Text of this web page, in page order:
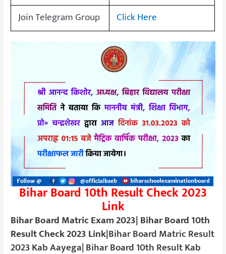
Join Telegram Group
Click Here
Bihar Board 10th Result Check 2023
Link
Bihar Board Matric Exam 2023| Bihar Board 10th
Result Check 2023 Link|Bihar Board Matric Result
2023 Kab Aayega| Bihar Board 10th Result Kab